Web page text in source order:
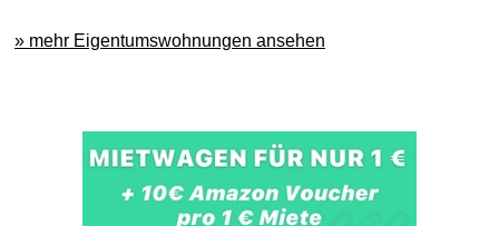
» mehr Eigentumswohnungen ansehen